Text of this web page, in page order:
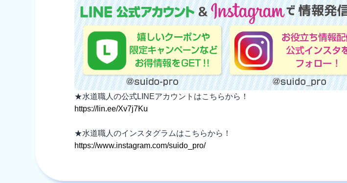
★水道職人の公式LINEアカウントはこちらから！
https://lin.ee/Xv7j7Ku
★水道職人のインスタグラムはこちらから！
https://www.instagram.com/suido_pro/